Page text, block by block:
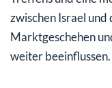
zwischen Israel und
Marktgeschehen
weiter beeinflussen.